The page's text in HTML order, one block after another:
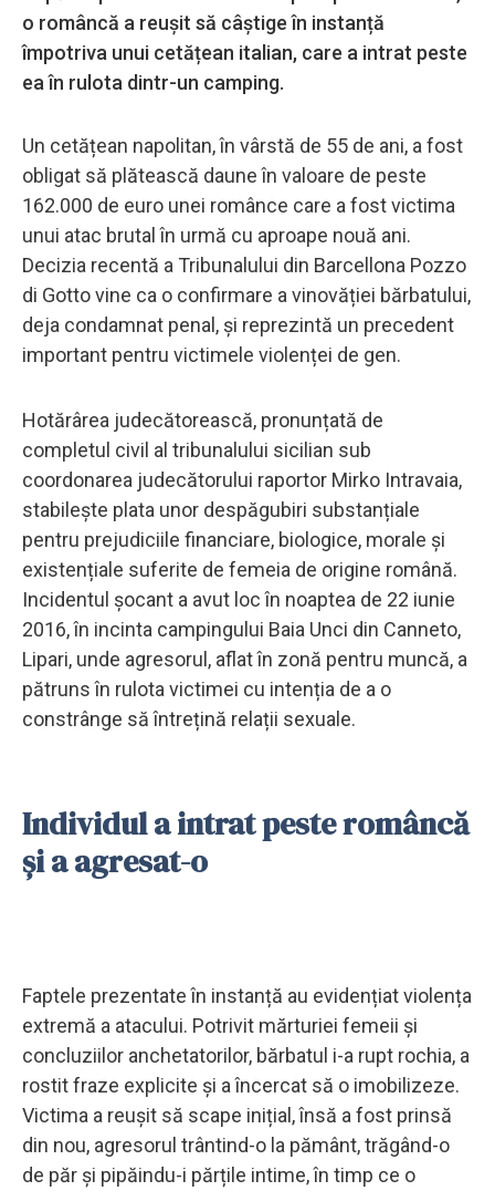
o româncă a reușit să câștige în instanță
împotriva unui cetățean italian, care a intrat peste
ea în rulota dintr-un camping.
Un cetățean napolitan, în vârstă de 55 de ani, a fost
obligat să plătească daune în valoare de peste
162.000 de euro unei românce care a fost victima
unui atac brutal în urmă cu aproape nouă ani.
Decizia recentă a Tribunalului din Barcellona Pozzo
di Gotto vine ca o confirmare a vinovăției bărbatului,
deja condamnat penal, și reprezintă un precedent
important pentru victimele violenței de gen.
Hotărârea judecătorească, pronunțată de
completul civil al tribunalului sicilian sub
coordonarea judecătorului raportor Mirko Intravaia,
stabilește plata unor despăgubiri substanțiale
pentru prejudiciile financiare, biologice, morale și
existențiale suferite de femeia de origine română.
Incidentul șocant a avut loc în noaptea de 22 iunie
2016, în incinta campingului Baia Unci din Canneto,
Lipari, unde agresorul, aflat în zonă pentru muncă, a
pătruns în rulota victimei cu intenția de a o
constrânge să întrețină relații sexuale.
Individul a intrat peste româncă
și a agresat-o
Faptele prezentate în instanță au evidențiat violența
extremă a atacului. Potrivit mărturiei femeii și
concluziilor anchetatorilor, bărbatul i-a rupt rochia, a
rostit fraze explicite și a încercat să o imobilizeze.
Victima a reușit să scape inițial, însă a fost prinsă
din nou, agresorul trântind-o la pământ, trăgând-o
de păr și pipăindu-i părțile intime, în timp ce o